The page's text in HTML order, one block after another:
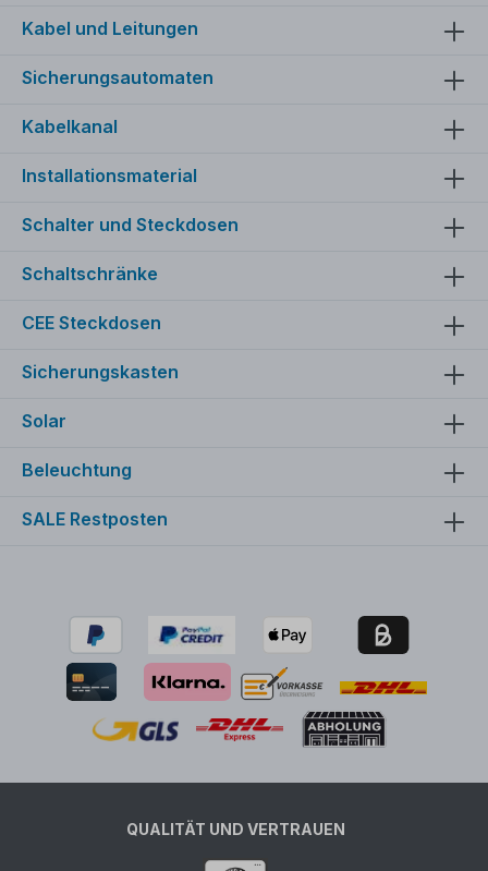
Kabel und Leitungen
Sicherungsautomaten
Kabelkanal
Installationsmaterial
Schalter und Steckdosen
Schaltschränke
CEE Steckdosen
Sicherungskasten
Solar
Beleuchtung
SALE Restposten
QUALITÄT UND VERTRAUEN